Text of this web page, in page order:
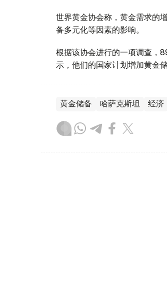
世界黄金协会称，黄金需求的
备多元化等因素的影响。
根据该协会进行的一项调查，
示，他们的国家计划增加黄金储
黄金储备 哈萨克斯坦 经济